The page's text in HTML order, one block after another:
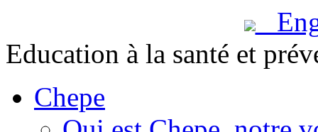
Education à la santé et
Chepe